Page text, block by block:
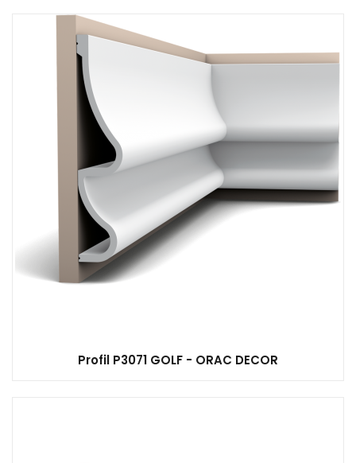
Profil P3071 GOLF - ORAC DECOR